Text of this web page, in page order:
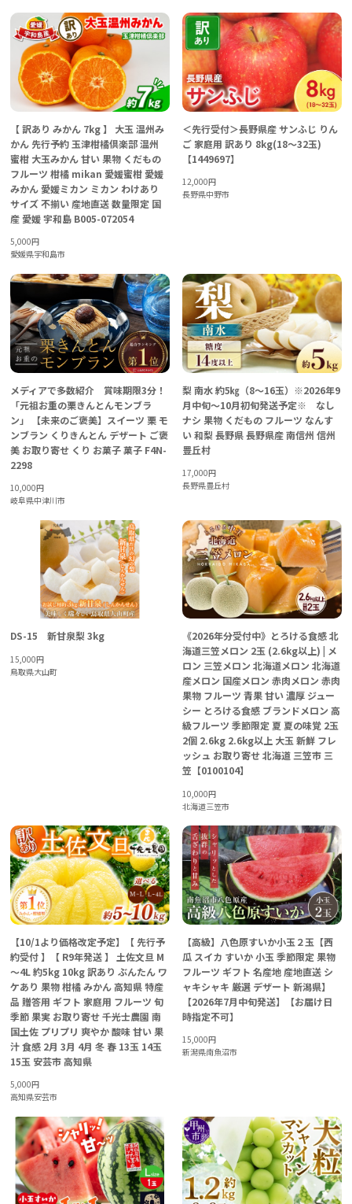
【 訳あり みかん 7kg 】 大玉 温州み
かん 先行予約 玉津柑橘倶楽部 温州
蜜柑 大玉みかん 甘い 果物 くだもの
フルーツ 柑橘 mikan 愛媛蜜柑 愛媛
みかん 愛媛ミカン ミカン わけあり
サイズ 不揃い 産地直送 数量限定 国
産 愛媛 宇和島 B005-072054
5,000円
愛媛県宇和島市
＜先行受付＞長野県産 サンふじ りん
ご 家庭用 訳あり 8kg(18～32玉)
【1449697】
12,000円
長野県中野市
メディアで多数紹介 賞味期限3分！
「元祖お重の栗きんとんモンブラ
ン」 【未来のご褒美】スイーツ 栗 モ
ンブラン くりきんとん デザート ご褒
美 お取り寄せ くり お菓子 菓子 F4N-
2298
10,000円
岐阜県中津川市
梨 南水 約5㎏（8～16玉）※2026年9
月中旬～10月初旬発送予定※ なし
ナシ 果物 くだもの フルーツ なんす
い 和梨 長野県 長野県産 南信州 信州
豊丘村
17,000円
長野県豊丘村
DS-15 新甘泉梨 3kg
15,000円
鳥取県大山町
《2026年分受付中》とろける食感 北
海道三笠メロン 2玉 (2.6kg以上) | メ
ロン 三笠メロン 北海道メロン 北海道
産メロン 国産メロン 赤肉メロン 赤肉
果物 フルーツ 青果 甘い 濃厚 ジュー
シー とろける食感 ブランドメロン 高
級フルーツ 季節限定 夏 夏の味覚 2玉
2個 2.6kg 2.6kg以上 大玉 新鮮 フレ
ッシュ お取り寄せ 北海道 三笠市 三
笠【0100104】
10,000円
北海道三笠市
【10/1より価格改定予定】【 先行予
約受付 】【 R9年発送 】 土佐文旦 M
～4L 約5kg 10kg 訳あり ぶんたん ワ
ケあり 果物 柑橘 みかん 高知県 特産
品 贈答用 ギフト 家庭用 フルーツ 旬
季節 果実 お取り寄せ 千光士農園 南
国土佐 プリプリ 爽やか 酸味 甘い 果
汁 食感 2月 3月 4月 冬 春 13玉 14玉
15玉 安芸市 高知県
5,000円
高知県安芸市
【高級】八色原すいか小玉２玉【西
瓜 スイカ すいか 小玉 季節限定 果物
フルーツ ギフト 名産地 産地直送 シ
ャキシャキ 厳選 デザート 新潟県】
【2026年7月中旬発送】【お届け日
時指定不可】
15,000円
新潟県南魚沼市